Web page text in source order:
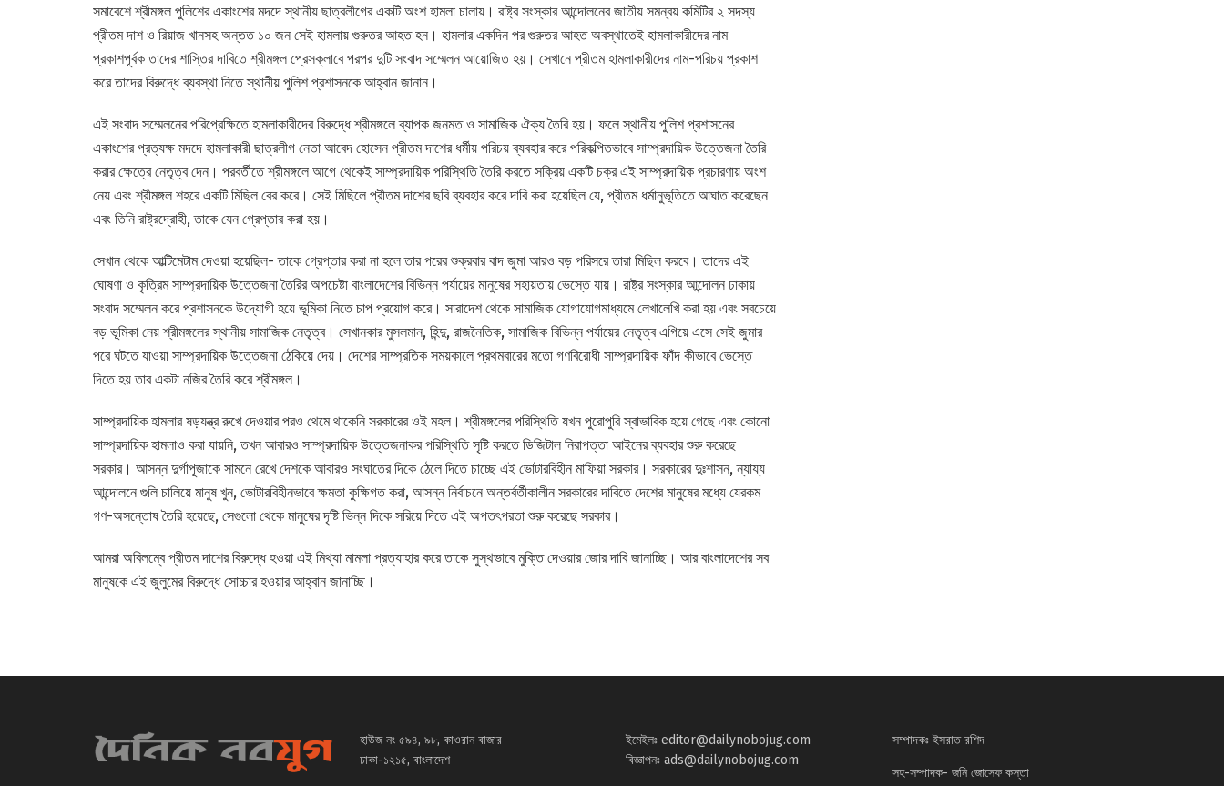
সমাবেশে শ্রীমঙ্গল পুলিশের একাংশের মদদে স্থানীয় ছাত্রলীগের একটি অংশ হামলা চালায়। রাষ্ট্র সংস্কার আন্দোলনের জাতীয় সমন্বয় কমিটির ২ সদস্য
প্রীতম দাশ ও রিয়াজ খানসহ অন্তত ১০ জন সেই হামলায় গুরুতর আহত হন। হামলার একদিন পর গুরুতর আহত অবস্থাতেই হামলাকারীদের নাম
প্রকাশপূর্বক তাদের শাস্তির দাবিতে শ্রীমঙ্গল প্রেসক্লাবে পরপর দুটি সংবাদ সম্মেলন আয়োজিত হয়। সেখানে প্রীতম হামলাকারীদের নাম-পরিচয় প্রকাশ
করে তাদের বিরুদ্ধে ব্যবস্থা নিতে স্থানীয় পুলিশ প্রশাসনকে আহ্বান জানান।
এই সংবাদ সম্মেলনের পরিপ্রেক্ষিতে হামলাকারীদের বিরুদ্ধে শ্রীমঙ্গলে ব্যাপক জনমত ও সামাজিক ঐক্য তৈরি হয়। ফলে স্থানীয় পুলিশ প্রশাসনের
একাংশের প্রত্যক্ষ মদদে হামলাকারী ছাত্রলীগ নেতা আবেদ হোসেন প্রীতম দাশের ধর্মীয় পরিচয় ব্যবহার করে পরিকল্পিতভাবে সাম্প্রদায়িক উত্তেজনা তৈরি
করার ক্ষেত্রে নেতৃত্ব দেন। পরবর্তীতে শ্রীমঙ্গলে আগে থেকেই সাম্প্রদায়িক পরিস্থিতি তৈরি করতে সক্রিয় একটি চক্র এই সাম্প্রদায়িক প্রচারণায় অংশ
নেয় এবং শ্রীমঙ্গল শহরে একটি মিছিল বের করে। সেই মিছিলে প্রীতম দাশের ছবি ব্যবহার করে দাবি করা হয়েছিল যে, প্রীতম ধর্মানুভূতিতে আঘাত করেছেন
এবং তিনি রাষ্ট্রদ্রোহী, তাকে যেন গ্রেপ্তার করা হয়।
সেখান থেকে আল্টিমেটাম দেওয়া হয়েছিল- তাকে গ্রেপ্তার করা না হলে তার পরের শুক্রবার বাদ জুমা আরও বড় পরিসরে তারা মিছিল করবে। তাদের এই
ঘোষণা ও কৃত্রিম সাম্প্রদায়িক উত্তেজনা তৈরির অপচেষ্টা বাংলাদেশের বিভিন্ন পর্যায়ের মানুষের সহায়তায় ভেস্তে যায়। রাষ্ট্র সংস্কার আন্দোলন ঢাকায়
সংবাদ সম্মেলন করে প্রশাসনকে উদ্যোগী হয়ে ভূমিকা নিতে চাপ প্রয়োগ করে। সারাদেশ থেকে সামাজিক যোগাযোগমাধ্যমে লেখালেখি করা হয় এবং সবচেয়ে
বড় ভূমিকা নেয় শ্রীমঙ্গলের স্থানীয় সামাজিক নেতৃত্ব। সেখানকার মুসলমান, হিন্দু, রাজনৈতিক, সামাজিক বিভিন্ন পর্যায়ের নেতৃত্ব এগিয়ে এসে সেই জুমার
পরে ঘটতে যাওয়া সাম্প্রদায়িক উত্তেজনা ঠেকিয়ে দেয়। দেশের সাম্প্রতিক সময়কালে প্রথমবারের মতো গণবিরোধী সাম্প্রদায়িক ফাঁদ কীভাবে ভেস্তে
দিতে হয় তার একটা নজির তৈরি করে শ্রীমঙ্গল।
সাম্প্রদায়িক হামলার ষড়যন্ত্র রুখে দেওয়ার পরও থেমে থাকেনি সরকারের ওই মহল। শ্রীমঙ্গলের পরিস্থিতি যখন পুরোপুরি স্বাভাবিক হয়ে গেছে এবং কোনো
সাম্প্রদায়িক হামলাও করা যায়নি, তখন আবারও সাম্প্রদায়িক উত্তেজনাকর পরিস্থিতি সৃষ্টি করতে ডিজিটাল নিরাপত্তা আইনের ব্যবহার শুরু করেছে
সরকার। আসন্ন দুর্গাপূজাকে সামনে রেখে দেশকে আবারও সংঘাতের দিকে ঠেলে দিতে চাচ্ছে এই ভোটারবিহীন মাফিয়া সরকার। সরকারের দুঃশাসন, ন্যায্য
আন্দোলনে গুলি চালিয়ে মানুষ খুন, ভোটারবিহীনভাবে ক্ষমতা কুক্ষিগত করা, আসন্ন নির্বাচনে অন্তর্বর্তীকালীন সরকারের দাবিতে দেশের মানুষের মধ্যে যেরকম
গণ-অসন্তোষ তৈরি হয়েছে, সেগুলো থেকে মানুষের দৃষ্টি ভিন্ন দিকে সরিয়ে দিতে এই অপতৎপরতা শুরু করেছে সরকার।
আমরা অবিলম্বে প্রীতম দাশের বিরুদ্ধে হওয়া এই মিথ্যা মামলা প্রত্যাহার করে তাকে সুস্থভাবে মুক্তি দেওয়ার জোর দাবি জানাচ্ছি। আর বাংলাদেশের সব
মানুষকে এই জুলুমের বিরুদ্ধে সোচ্চার হওয়ার আহ্বান জানাচ্ছি।
হাউজ নং ৫৯৪, ৯৮, কাওরান বাজার
ঢাকা-১২১৫, বাংলাদেশ
ইমেইলঃ editor@dailynobojug.com
বিজ্ঞাপনঃ ads@dailynobojug.com
সম্পাদকঃ ইসরাত রশিদ
সহ-সম্পাদক- জনি জোসেফ কস্তা